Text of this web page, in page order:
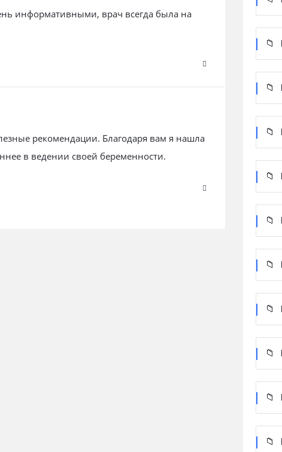
информативными, врач всегда была на
рекомендации. Благодаря вам я нашла
в ведении своей беременности.